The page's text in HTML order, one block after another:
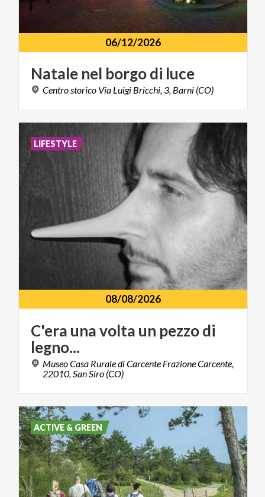
06/12/2026
Natale nel borgodi luce
Centrostorico Via Luigi Bricchi,3, Barni (CO)
08/08/2026
C'era unavolta un pezzodi
legno...
Museo Casa Rurale di Carcente Frazione Carcente,
22010, San Siro (CO)
LIFESTYLE
ACTIVE & GREEN